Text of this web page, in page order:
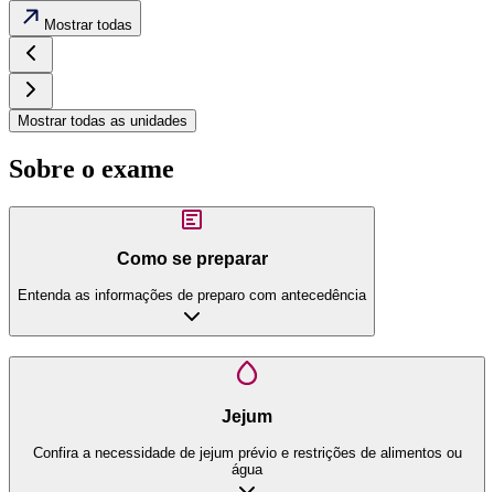
Mostrar todas
Mostrar todas as unidades
Sobre o exame
Como se preparar
Entenda as informações de preparo com antecedência
Jejum
Confira a necessidade de jejum prévio e restrições de alimentos ou
água